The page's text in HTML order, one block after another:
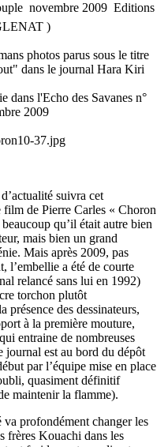
 novembre 2009  Editions
)
photos parus sous le titre
dans le journal Hara Kiri
dans l'Echo des Savanes n°
2009
suivra cet
film de Pierre Carles « Choron
qu’il était autre bien
mais bien un grand
Mais après 2009, pas
l’embellie a été de courte
relancé sans lui en 1992)
torchon plutôt
présence des dessinateurs,
à la première mouture,
entraine de nombreuses
journal est au bord du dépôt
par l’équipe mise en place
quasiment définitif
maintenir la flamme).
changer les
frères Kouachi dans les